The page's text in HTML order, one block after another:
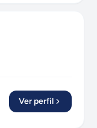
Ver perfil